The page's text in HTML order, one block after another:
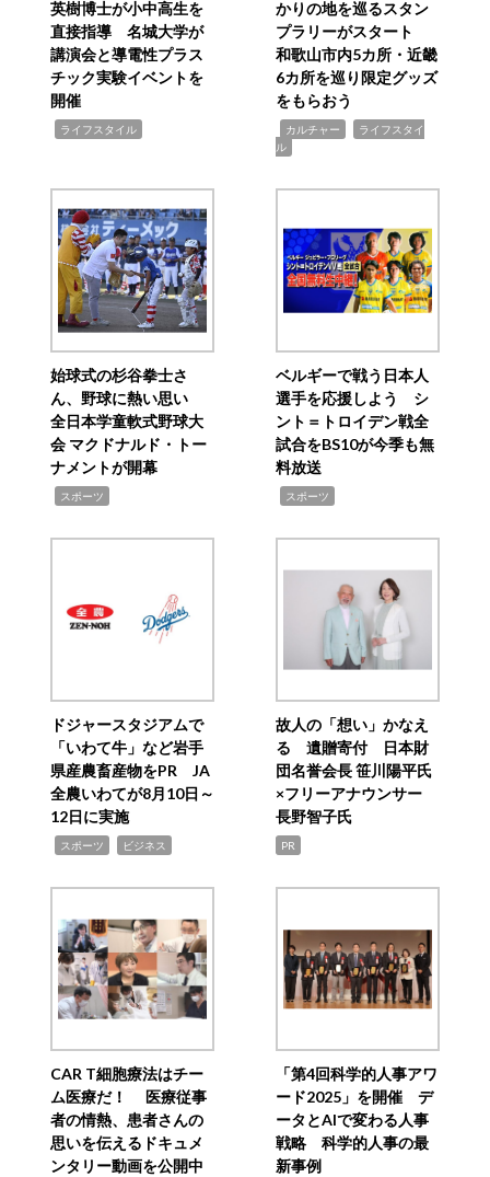
英樹博士が小中高生を
直接指導 名城大学が
講演会と導電性プラス
チック実験イベントを
開催
ライフスタイル
かりの地を巡るスタン
プラリーがスタート
和歌山市内5カ所・近畿
6カ所を巡り限定グッズ
をもらおう
カルチャー
ライフスタイ
ル
始球式の杉谷拳士さ
ん、野球に熱い思い
全日本学童軟式野球大
会 マクドナルド・トー
ナメントが開幕
スポーツ
ベルギーで戦う日本人
選手を応援しよう シ
ント＝トロイデン戦全
試合をBS10が今季も無
料放送
スポーツ
ドジャースタジアムで
「いわて牛」など岩手
県産農畜産物をPR JA
全農いわてが8月10日～
12日に実施
スポーツ ビジネス
故人の「想い」かなえ
る 遺贈寄付 日本財
団名誉会長 笹川陽平氏
×フリーアナウンサー
長野智子氏
PR
CAR T細胞療法はチー
ム医療だ！ 医療従事
者の情熱、患者さんの
思いを伝えるドキュメ
ンタリー動画を公開中
「第4回科学的人事アワ
ード2025」を開催 デ
ータとAIで変わる人事
戦略 科学的人事の最
新事例